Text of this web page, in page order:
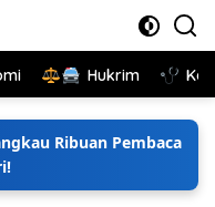
Hukrim
Ribuan Pembaca